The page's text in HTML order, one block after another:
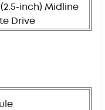
(2.5-inch) Midline
Drive